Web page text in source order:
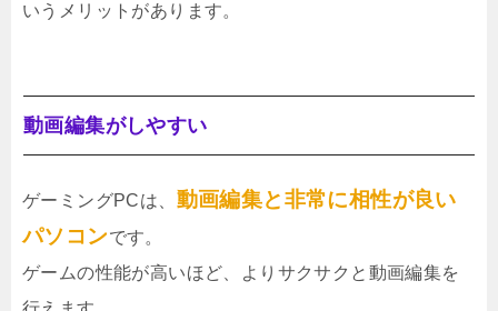
いうメリットがあります。
動画編集がしやすい
ゲーミングPCは、 動画編集と非常に相性が良い
パソコンです。
ゲームの性能が高いほど、よりサクサクと動画編集を